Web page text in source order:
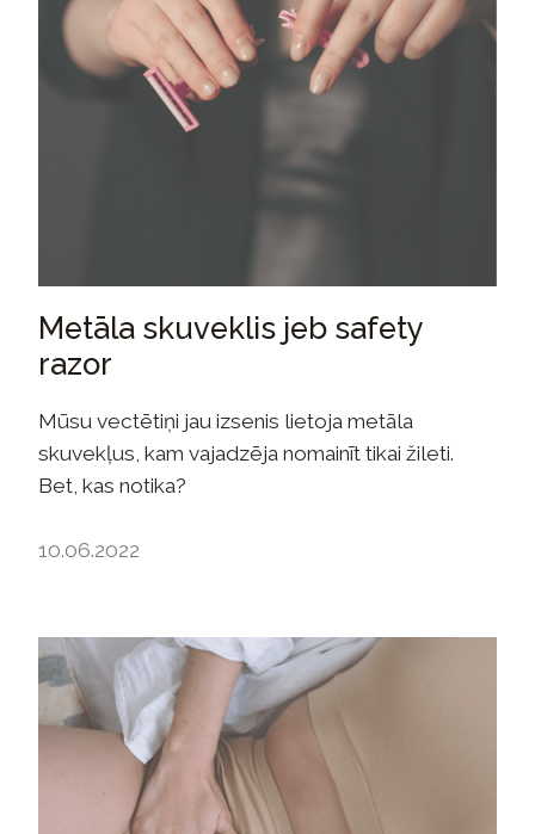
Metāla skuveklis jeb safety
razor
Mūsu vectētiņi jau izsenis lietoja metāla
skuvekļus, kam vajadzēja nomainīt tikai žileti.
Bet, kas notika?
10.06.2022